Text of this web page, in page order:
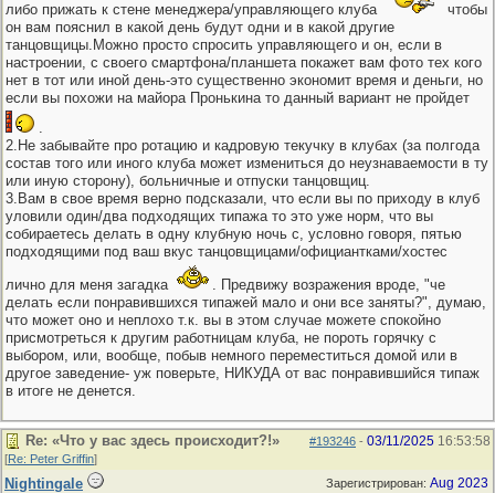
либо прижать к стене менеджера/управляющего клуба
чтобы
он вам пояснил в какой день будут одни и в какой другие
танцовщицы.Можно просто спросить управляющего и он, если в
настроении, с своего смартфона/планшета покажет вам фото тех кого
нет в тот или иной день-это существенно экономит время и деньги, но
если вы похожи на майора Пронькина то данный вариант не пройдет
.
2.Не забывайте про ротацию и кадровую текучку в клубах (за полгода
состав того или иного клуба может измениться до неузнаваемости в ту
или иную сторону), больничные и отпуски танцовщиц.
3.Вам в свое время верно подсказали, что если вы по приходу в клуб
уловили один/два подходящих типажа то это уже норм, что вы
собираетесь делать в одну клубную ночь с, условно говоря, пятью
подходящими под ваш вкус танцовщицами/официантками/хостес
лично для меня загадка
. Предвижу возражения вроде, "че
делать если понравившихся типажей мало и они все заняты?", думаю,
что может оно и неплохо т.к. вы в этом случае можете спокойно
присмотреться к другим работницам клуба, не пороть горячку с
выбором, или, вообще, побыв немного переместиться домой или в
другое заведение- уж поверьте, НИКУДА от вас понравившийся типаж
в итоге не денется.
#193246 - 03/11/2025 16:53:58
Re: «Что у вас здесь происходит?!»
[Re: Peter Griffin]
Зарегистрирован: Aug 2023
Nightingale